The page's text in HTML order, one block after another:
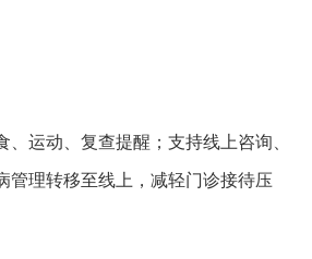
、运动、复查提醒；支持线上咨询、
管理转移至线上，减轻门诊接待压